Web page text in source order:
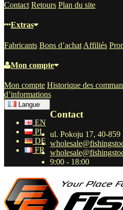
Contact Retours Plan du site
Extras
Fabricants Bons d’achat Affiliés
Mon compte
Mon compte Historique des
d’informations
Langue
EN
PL
DE
FR
Contact
ul. Pokoju 17, 40-859
9:00 - 18:00